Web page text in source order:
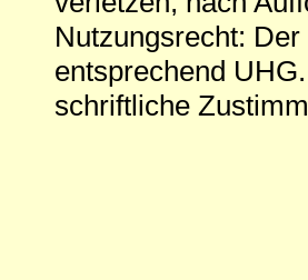
Nutzungsrecht:
entsprechend
schriftliche